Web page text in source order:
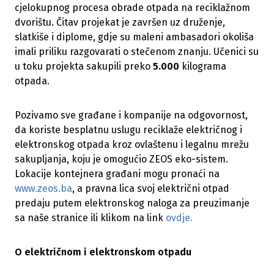
cjelokupnog procesa obrade otpada na reciklažnom
dvorištu. Čitav projekat je završen uz druženje,
slatkiše i diplome, gdje su maleni ambasadori okoliša
imali priliku razgovarati o stečenom znanju. Učenici su
u toku projekta sakupili preko 5.000 kilograma
otpada.
Pozivamo sve građane i kompanije na odgovornost,
da koriste besplatnu uslugu reciklaže električnog i
elektronskog otpada kroz ovlaštenu i legalnu mrežu
sakupljanja, koju je omogućio ZEOS eko-sistem.
Lokacije kontejnera građani mogu pronaći na
www.zeos.ba, a pravna lica svoj električni otpad
predaju putem elektronskog naloga za preuzimanje
sa naše stranice ili klikom na link ovdje.
O električnom i elektronskom otpadu